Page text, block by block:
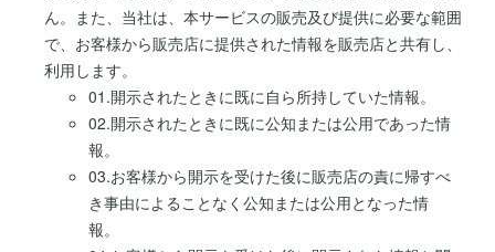
ん。また、当社は、本サービスの販売及び提供に必要な範囲
で、お客様から販売店に提供された情報を販売店と共有し、
利用します。
01.開示されたときに既に自ら所持していた情報。
02.開示されたときに既に公知または公用であった情
報。
03.お客様から開示を受けた後に販売店の責に帰すべ
き事由によることなく公知または公用となった情
報。